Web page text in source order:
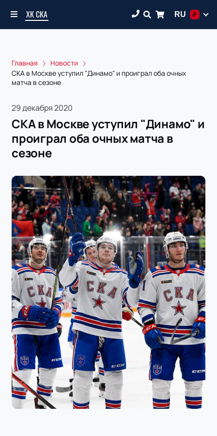
ХК СКА RU ₽
Главная
Новости
СКА в Москве уступил "Динамо" и проиграл оба очных
матча в сезоне
29 декабря 2020
СКА в Москве уступил "Динамо" и
проиграл оба очных матча в
сезоне